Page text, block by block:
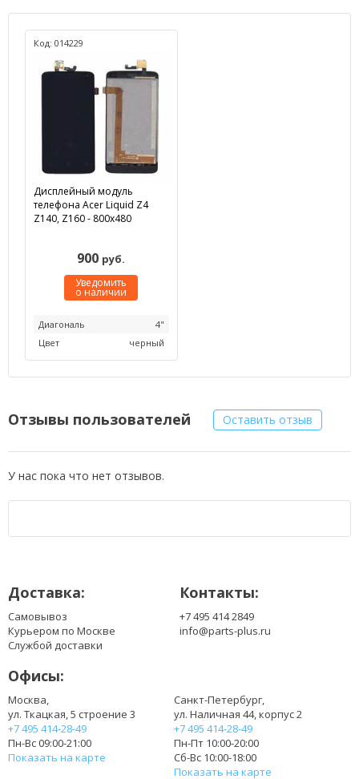
Код: 014229
Дисплейный модуль
телефона Acer Liquid Z4
Z140, Z160 - 800x480
900 руб.
Уведомить
о наличии
Диагональ
4"
Цвет
черный
Отзывы пользователей Оставить отзыв
У нас пока что нет отзывов.
Доставка:
Самовывоз
Курьером по Москве
Службой доставки
Контакты:
+7 495 414 2849
info@parts-plus.ru
Офисы:
Москва,
ул. Ткацкая, 5 строение 3
+7 495 414-28-49
Пн-Вс 09:00-21:00
Показать на карте
Санкт-Петербург,
ул. Наличная 44, корпус 2
+7 495 414-28-49
Пн-Пт 10:00-20:00
Сб-Вс 10:00-18:00
Показать на карте